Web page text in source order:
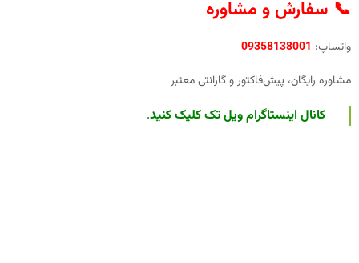
📞 سفارش و مشاوره
واتساپ: 09358138001
مشاوره رایگان، پیش‌فاکتور و گارانتی معتبر
کانال اینستاگرام ویل تک کلیک کنید.